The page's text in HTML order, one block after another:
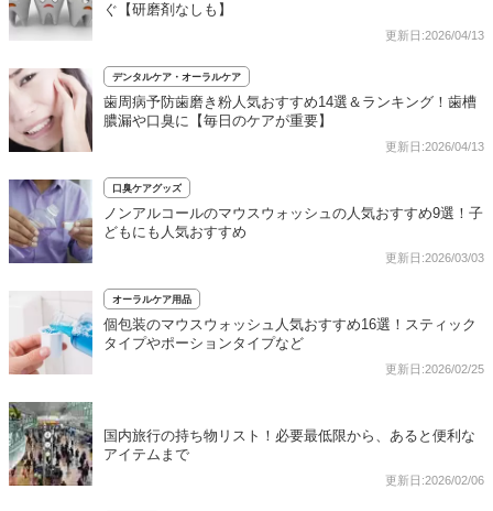
ぐ【研磨剤なしも】
更新日:2026/04/13
デンタルケア・オーラルケア
歯周病予防歯磨き粉人気おすすめ14選＆ランキング！歯槽
膿漏や口臭に【毎日のケアが重要】
更新日:2026/04/13
口臭ケアグッズ
ノンアルコールのマウスウォッシュの人気おすすめ9選！子
どもにも人気おすすめ
更新日:2026/03/03
オーラルケア用品
個包装のマウスウォッシュ人気おすすめ16選！スティック
タイプやポーションタイプなど
更新日:2026/02/25
国内旅行の持ち物リスト！必要最低限から、あると便利な
アイテムまで
更新日:2026/02/06